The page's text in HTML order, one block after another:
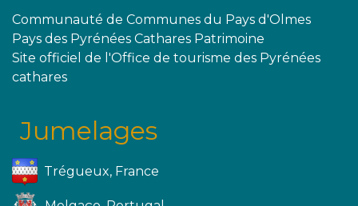
Communauté de Communes du Pays d'Olmes
Pays des Pyrénées Cathares Patrimoine
Site officiel de l'Office de tourisme des Pyrénées
cathares
Jumelages
Trégueux, France